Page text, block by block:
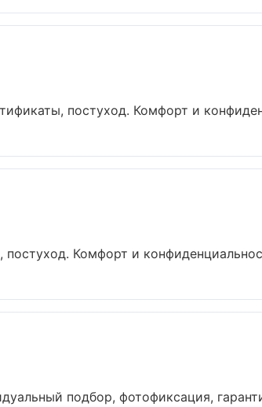
постуход. Комфорт и
Комфорт и
подбор, фотофиксация,